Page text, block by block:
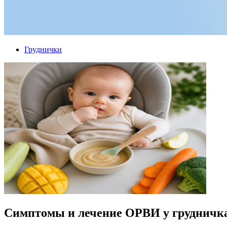
Груднички
Симптомы и лечение ОРВИ у